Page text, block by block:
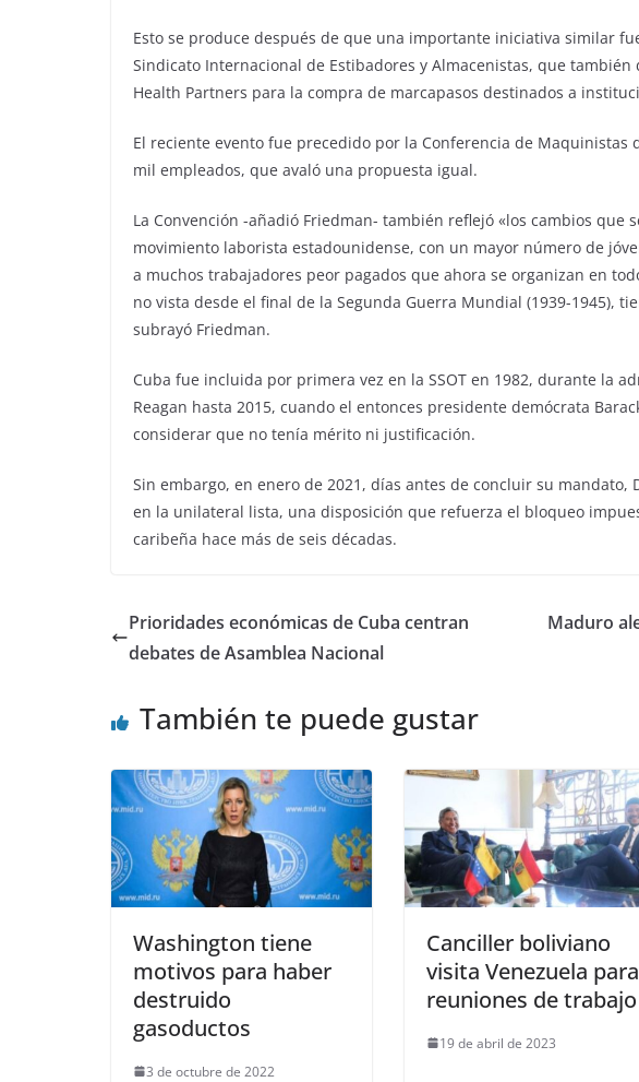
Esto se produce después de que una importante iniciativa similar
Sindicato Internacional de Estibadores y Almacenistas, que
Health Partners para la compra de marcapasos destinados a
El reciente evento fue precedido por la Conferencia de Maquinistas
mil empleados, que avaló una propuesta igual.
La Convención -añadió Friedman- también reflejó «los cambios que
movimiento laborista estadounidense, con un mayor número de
a muchos trabajadores peor pagados que ahora se organizan en
no vista desde el final de la Segunda Guerra Mundial (1939-1945),
subrayó Friedman.
Cuba fue incluida por primera vez en la SSOT en 1982, durante la
Reagan hasta 2015, cuando el entonces presidente demócrata
considerar que no tenía mérito ni justificación.
Sin embargo, en enero de 2021, días antes de concluir su mandato,
en la unilateral lista, una disposición que refuerza el bloqueo
caribeña hace más de seis décadas.
Prioridades económicas de Cuba centran
debates de Asamblea Nacional
Maduro
También te puede gustar
Washington tiene
motivos para haber
destruido
gasoductos
3 de octubre de 2022
Canciller boliviano
visita Venezuela para
reuniones de trabajo
19 de abril de 2023